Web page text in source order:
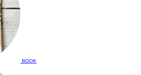
BOOK